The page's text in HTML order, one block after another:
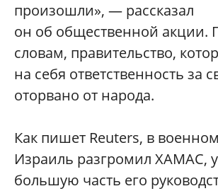
произошли», — рассказал
он об общественной акции.
словам, правительство,
на себя ответственность за
оторвано от народа.
Как пишет Reuters, в
Израиль разгромил ХАМАС,
большую часть его